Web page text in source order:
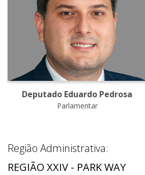
Deputado Eduardo Pedrosa
Parlamentar
Região Administrativa:
REGIÃO XXIV - PARK WAY